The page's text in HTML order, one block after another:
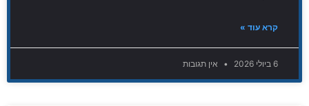
קרא עוד »
6 ביולי 2026 אין תגובות